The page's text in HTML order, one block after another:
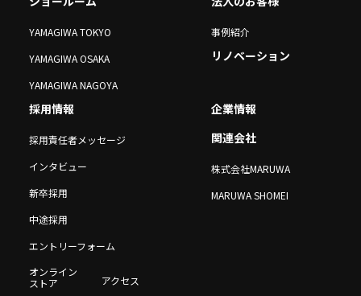
YAMAGIWA TOKYO
YAMAGIWA OSAKA
YAMAGIWA NAGOYA
事例紹介
リノベーション
採用情報
採用責任者メッセージ
インタビュー
新卒採用
中途採用
エントリーフォーム
企業情報
関連会社
株式会社MARUWA
MARUWA SHOMEI
オンライン
ストア
アクセス